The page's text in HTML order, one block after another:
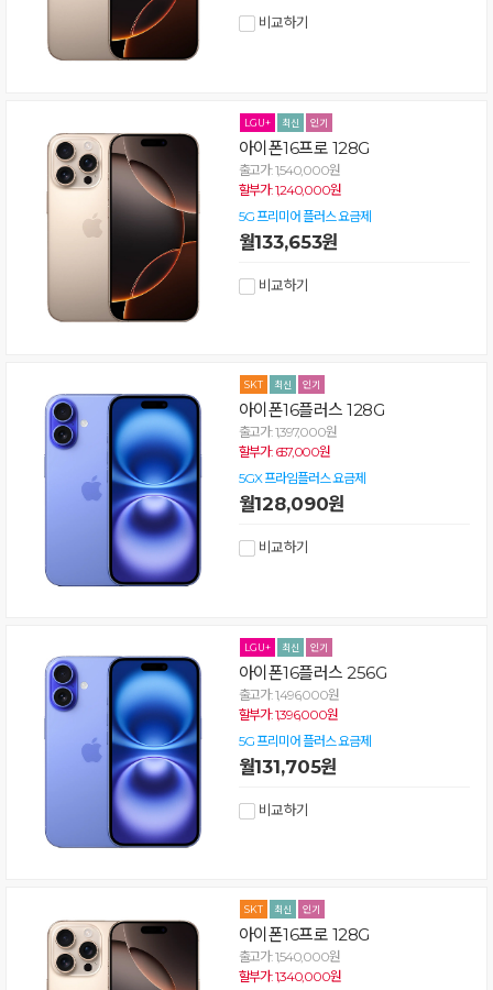
비교하기
아이폰16프로 128G
출고가: 1,540,000원
할부가: 1,240,000원
5G 프리미어 플러스 요금제
월133,653원
비교하기
아이폰16플러스 128G
출고가: 1,397,000원
할부가: 657,000원
5GX 프라임플러스 요금제
월128,090원
비교하기
아이폰16플러스 256G
출고가: 1,496,000원
할부가: 1,396,000원
5G 프리미어 플러스 요금제
월131,705원
비교하기
아이폰16프로 128G
출고가: 1,540,000원
할부가: 1,340,000원